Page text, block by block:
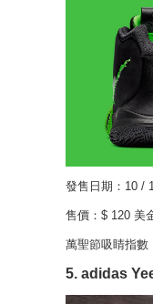
發售日期：10 /
售價：$ 120 美
萬聖節吸睛指
5. adidas